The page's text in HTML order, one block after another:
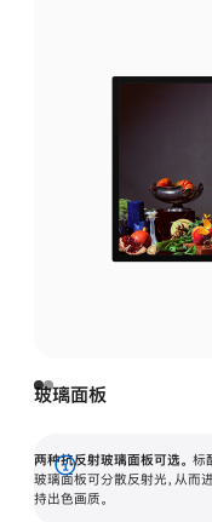
玻璃面板
两种抗反射玻璃面板可选。 标
玻璃面板可分散反射光，从而
持出色画质。
展
开